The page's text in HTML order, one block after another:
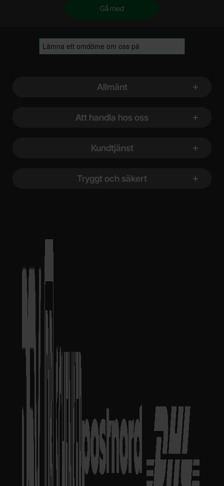
Allmänt
Att handla hos oss
Kundtjänst
Tryggt och säkert